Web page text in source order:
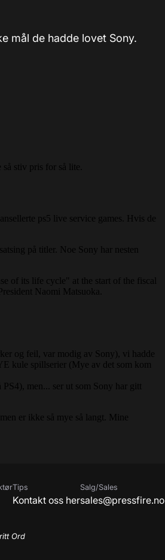
mål de hadde lovet Sony.
Tips
Kontakt oss her
Salg/Sales
sales@pressfire.no
Ord